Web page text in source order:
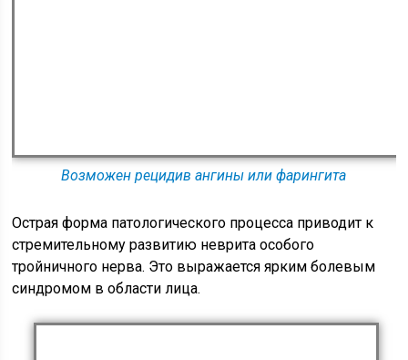
Возможен рецидив ангины или фарингита
Острая форма патологического процесса приводит к
стремительному развитию неврита особого
тройничного нерва. Это выражается ярким болевым
синдромом в области лица.